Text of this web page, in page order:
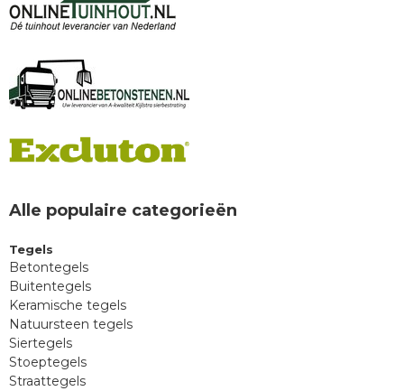
Alle populaire categorieën
Tegels
Betontegels
Buitentegels
Keramische tegels
Natuursteen tegels
Siertegels
Stoeptegels
Straattegels